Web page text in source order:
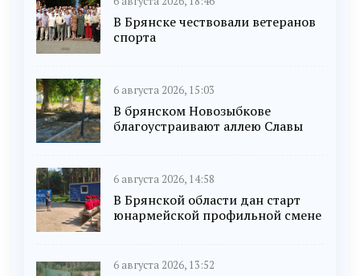
В Брянске чествовали ветеранов
спорта
6 августа 2026, 15:03
В брянском Новозыбкове
благоустраивают аллею Славы
6 августа 2026, 14:58
В Брянской области дан старт
юнармейской профильной смене
6 августа 2026, 13:52